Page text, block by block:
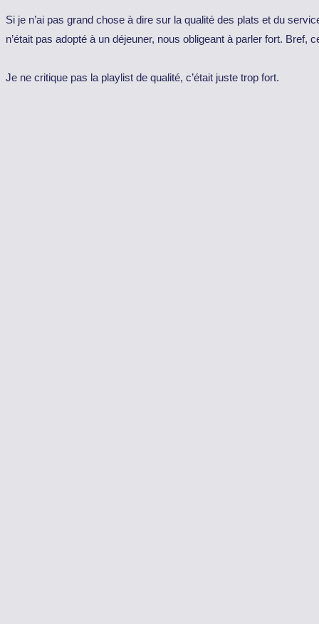
Si je n’ai pas grand chose à dire sur la qualité des plats et du
n’était pas adopté à un déjeuner, nous obligeant à parler fort. Bref,
Je ne critique pas la playlist de qualité, c’était juste trop fort.